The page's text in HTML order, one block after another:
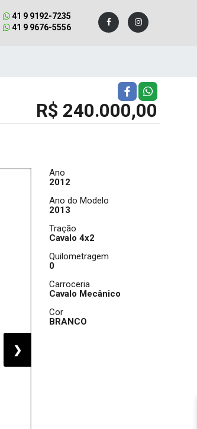
41 9 9192-7235
41 9 9676-5556
R$ 240.000,00
❯
Ano
2012
Ano do Modelo
2013
Tração
Cavalo 4x2
Quilometragem
0
Carroceria
Cavalo Mecânico
Cor
BRANCO